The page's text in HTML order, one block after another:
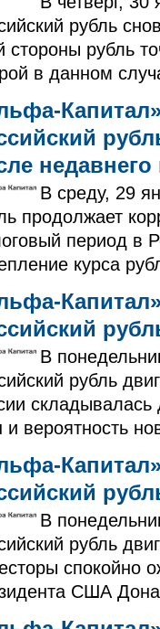
рубль
стороны рубль
в данном
недавнего
В среду, 29
продолжает
период в
курса
В
рубль
вероятность
В
рубль
спокойно
США